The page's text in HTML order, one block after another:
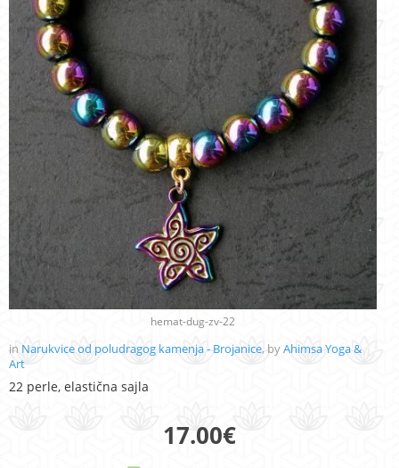
hemat-dug-zv-22
in Narukvice od poludragog kamenja - Brojanice, byAhimsa Yoga &
Art
22 perle, elastična sajla
17.00€